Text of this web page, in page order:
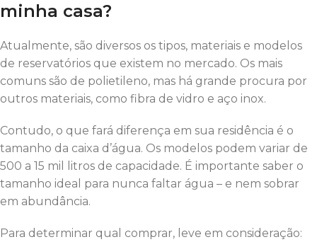
minha casa?
Atualmente, são diversos os tipos, materiais e modelos
de reservatórios que existem no mercado. Os mais
comuns são de polietileno, mas há grande procura por
outros materiais, como fibra de vidro e aço inox.
Contudo, o que fará diferença em sua residência é o
tamanho da caixa d’água. Os modelos podem variar de
500 a 15 mil litros de capacidade. É importante saber o
tamanho ideal para nunca faltar água – e nem sobrar
em abundância.
Para determinar qual comprar, leve em consideração: